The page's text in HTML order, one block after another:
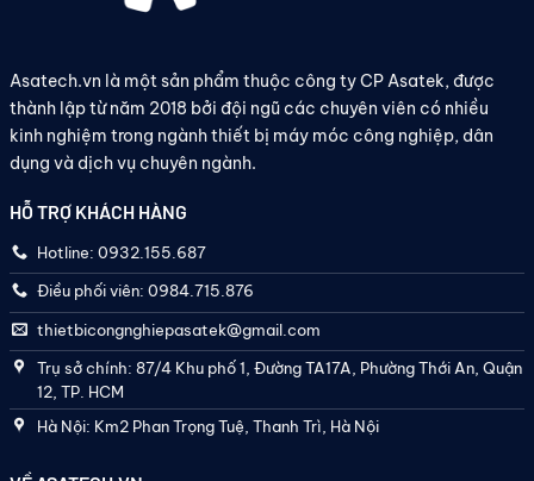
Asatech.vn là một sản phẩm thuộc công ty CP Asatek, được
thành lập từ năm 2018 bởi đội ngũ các chuyên viên có nhiều
kinh nghiệm trong ngành thiết bị máy móc công nghiệp, dân
dụng và dịch vụ chuyên ngành.
HỖ TRỢ KHÁCH HÀNG
Hotline: 0932.155.687
Điều phối viên: 0984.715.876
thietbicongnghiepasatek@gmail.com
Trụ sở chính: 87/4 Khu phố 1, Đường TA17A, Phường Thới An, Quận
12, TP. HCM
Hà Nội: Km2 Phan Trọng Tuệ, Thanh Trì, Hà Nội